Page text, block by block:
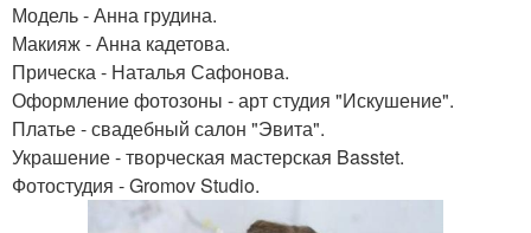
Модель - Анна грудина.
Макияж - Анна кадетова.
Прическа - Наталья Сафонова.
Оформление фотозоны - арт студия "Искушение".
Платье - свадебный салон "Эвита".
Украшение - творческая мастерская Basstet.
Фотостудия - Gromov Studio.